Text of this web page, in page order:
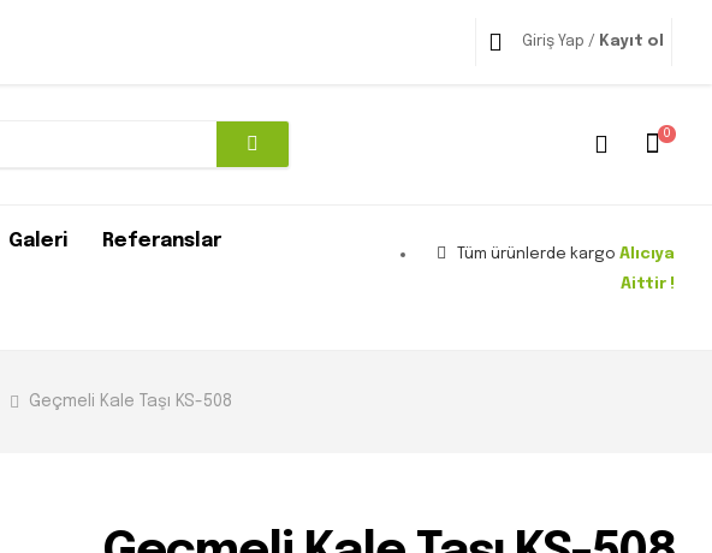
Giriş Yap / Kayıt ol
0
Galeri Referanslar
Tüm ürünlerde kargoAlıcıya
Aittir !
Geçmeli Kale Taşı KS-508